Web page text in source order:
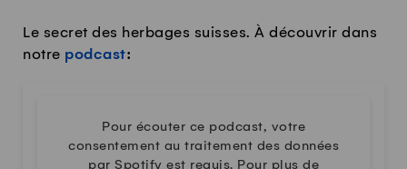
Le secret des herbages suisses. À découvrir dans
notre podcast:
Pour écouter ce podcast, votre
consentement au traitement des données
par Spotify est requis. Pour plus de